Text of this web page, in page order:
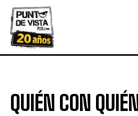
QUIÉN CON QUIÉN